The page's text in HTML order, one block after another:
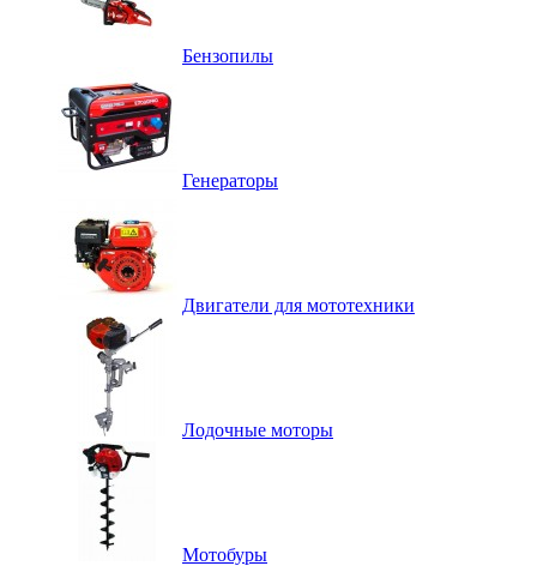
Бензопилы
Генераторы
Двигатели для мототехники
Лодочные моторы
Мотобуры